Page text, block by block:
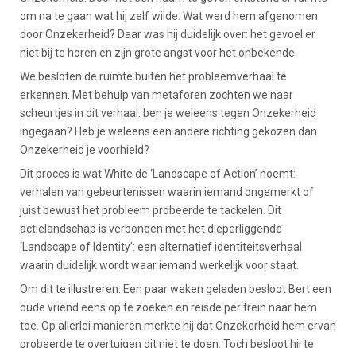
om na te gaan wat hij zelf wilde. Wat werd hem afgenomen
door Onzekerheid? Daar was hij duidelijk over: het gevoel er
niet bij te horen en zijn grote angst voor het onbekende.
We besloten de ruimte buiten het probleemverhaal te
erkennen. Met behulp van metaforen zochten we naar
scheurtjes in dit verhaal: ben je weleens tegen Onzekerheid
ingegaan? Heb je weleens een andere richting gekozen dan
Onzekerheid je voorhield?
Dit proces is wat White de ‘Landscape of Action’ noemt:
verhalen van gebeurtenissen waarin iemand ongemerkt of
juist bewust het probleem probeerde te tackelen. Dit
actielandschap is verbonden met het dieperliggende
‘Landscape of Identity’: een alternatief identiteitsverhaal
waarin duidelijk wordt waar iemand werkelijk voor staat.
Om dit te illustreren: Een paar weken geleden besloot Bert een
oude vriend eens op te zoeken en reisde per trein naar hem
toe. Op allerlei manieren merkte hij dat Onzekerheid hem ervan
probeerde te overtuigen dit niet te doen. Toch besloot hij te